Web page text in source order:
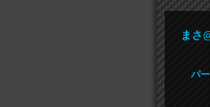
まさ
パ